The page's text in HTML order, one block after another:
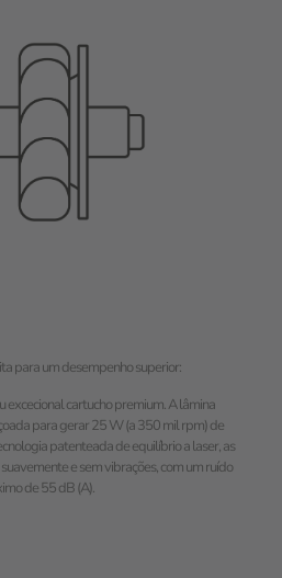
para um desempenho superior:
excecional cartucho premium. A lâmina
para gerar 25 W (a 350 mil rpm) de
patenteada de equilíbrio a laser, as
e sem vibrações, com um ruído
de 55 dB (A).